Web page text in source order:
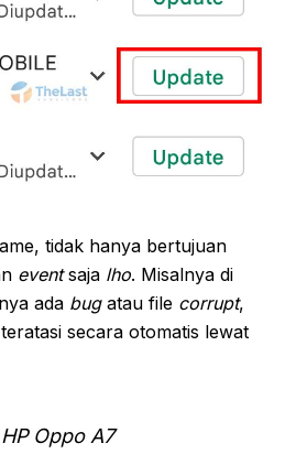
tidak hanya bertujuan
eventsaja lho. Misalnya di
ada bugatau file corrupt,
secara otomatis lewat
Oppo A7